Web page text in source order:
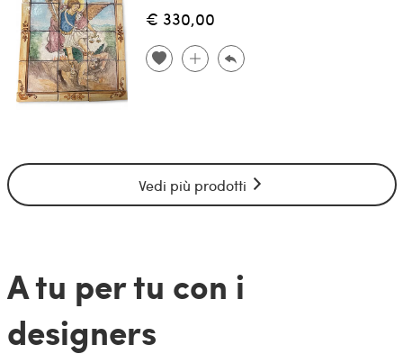
€ 330,00
Vedi più prodotti
A tu per tu con i
designers